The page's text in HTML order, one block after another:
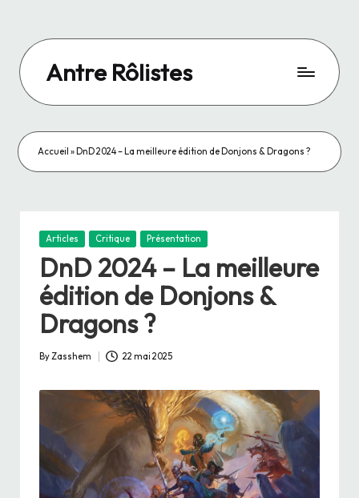
content
Antre Rôlistes
officiel
d'Antre
Rôlistes
Accueil » DnD 2024 – La meilleure édition de Donjons & Dragons ?
Posted
Articles Critique Présentation
DnD 2024 – La meilleure
édition de Donjons &
Dragons ?
Posted
ByZasshem 22 mai 2025